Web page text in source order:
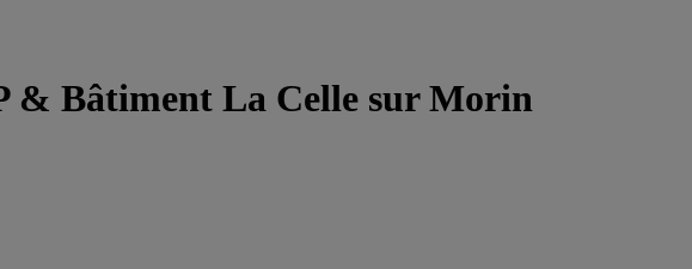
& Bâtiment La Celle sur Morin